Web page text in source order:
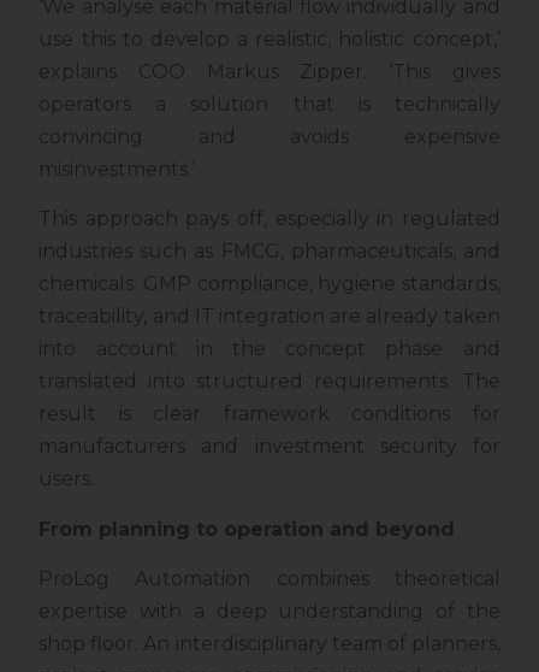
‘We analyse each material flow individually and
use this to develop a realistic, holistic concept,’
explains COO Markus Zipper. ‘This gives
operators a solution that is technically
convincing and avoids expensive
misinvestments.’
This approach pays off, especially in regulated
industries such as FMCG, pharmaceuticals, and
chemicals. GMP compliance, hygiene standards,
traceability, and IT integration are already taken
into account in the concept phase and
translated into structured requirements. The
result is clear framework conditions for
manufacturers and investment security for
users.
From planning to operation and beyond
ProLog Automation combines theoretical
expertise with a deep understanding of the
shop floor. An interdisciplinary team of planners,